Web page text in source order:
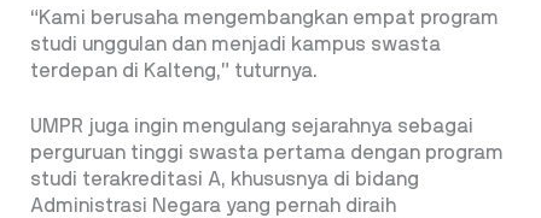
“Kami berusaha mengembangkan empat program
studi unggulan dan menjadi kampus swasta
terdepan di Kalteng,” tuturnya.
UMPR juga ingin mengulang sejarahnya sebagai
perguruan tinggi swasta pertama dengan program
studi terakreditasi A, khususnya di bidang
Administrasi Negara yang pernah diraih